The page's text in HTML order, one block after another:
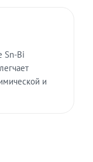
Sn-Bi
и